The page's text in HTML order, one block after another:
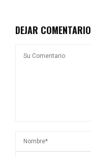
DEJAR COMENTARIO